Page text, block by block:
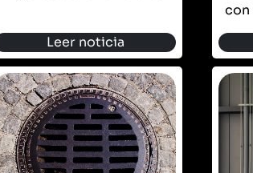
Leer noticia
con